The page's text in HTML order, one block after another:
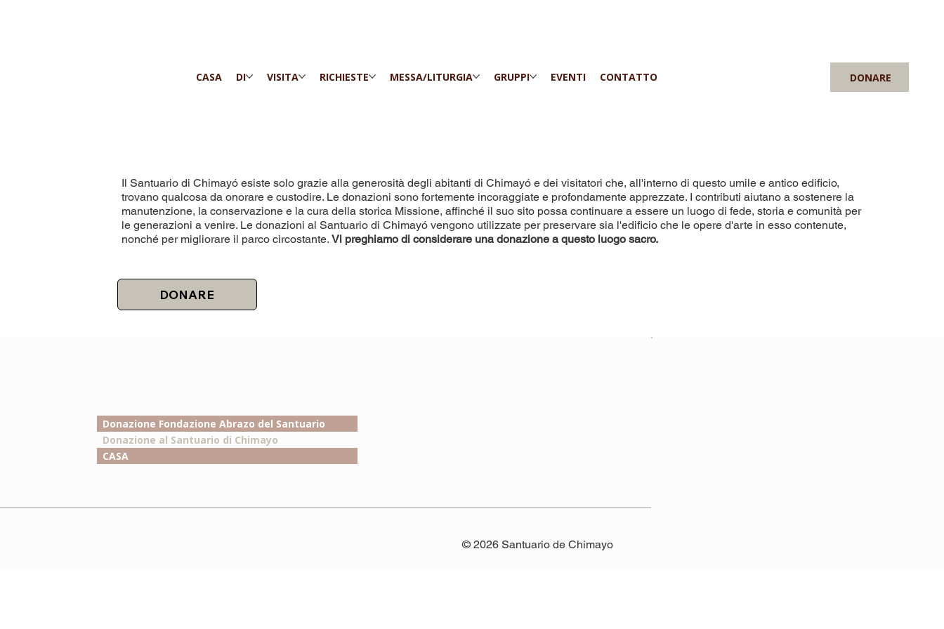
CASA DI VISITA RICHIESTE MESSA/LITURGIA GRUPPI EVENTI CONTATTO DONARE
Il Santuario di Chimayó esiste solo grazie alla generosità degli abitanti di Chimayó e dei visitatori che, all'interno di questo umile e antico edificio,
trovano qualcosa da onorare e custodire. Le donazioni sono fortemente incoraggiate e profondamente apprezzate. I contributi aiutano a sostenere la
manutenzione, la conservazione e la cura della storica Missione, affinché il suo sito possa continuare a essere un luogo di fede, storia e comunità per
le generazioni a venire. Le donazioni al Santuario di Chimayó vengono utilizzate per preservare sia l'edificio che le opere d'arte in esso contenute,
nonché per migliorare il parco circostante.Vi preghiamo di considerare una donazione a questo luogo sacro.
DONARE
Donazione Fondazione Abrazo del Santuario
Donazione al Santuario di Chimayo
CASA
© 2026 Santuario de Chimayo